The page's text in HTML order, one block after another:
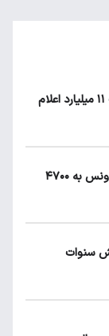
هستند
اروپا
شرایط فروش تویوتا BZ۵ با قیمت ۱۱ میلیارد اعلام
پیش‌بینی جدید از قیمت طلا؛ هر اونس به ۴۷۰۰
سنوات